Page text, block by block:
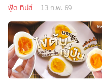
ฟู้ด ทิปส์ 13 ก.พ. 69